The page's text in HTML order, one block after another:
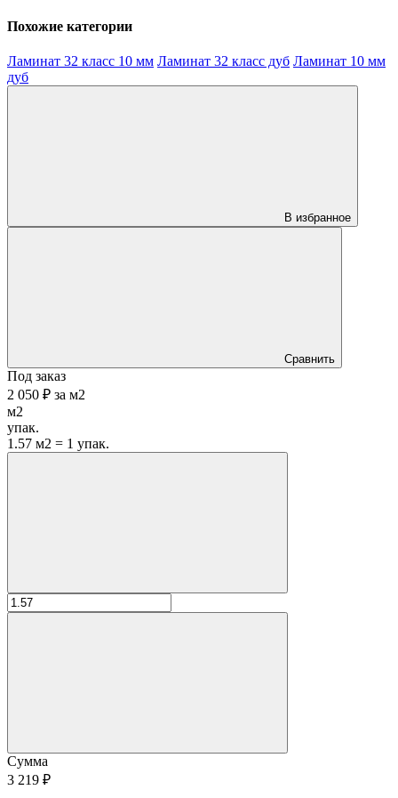
Похожие категории
Ламинат 32 класс 10 мм Ламинат 32 класс дуб Ламинат 10 мм
дуб
В избранное
Сравнить
Под заказ
2 050 ₽ за м2
м2
упак.
1.57 м2 = 1 упак.
Сумма
3 219 ₽